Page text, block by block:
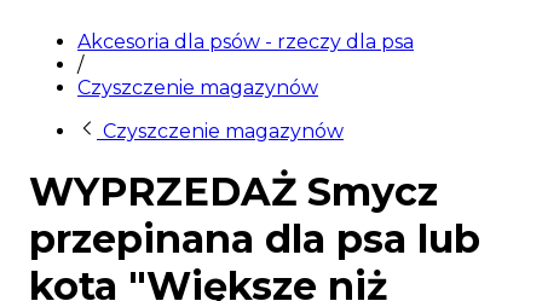
Akcesoria dla psów - rzeczy dla psa
/
Czyszczenie magazynów
Czyszczenie magazynów
WYPRZEDAŻ Smycz
przepinana dla psa lub
kota "Większe niż